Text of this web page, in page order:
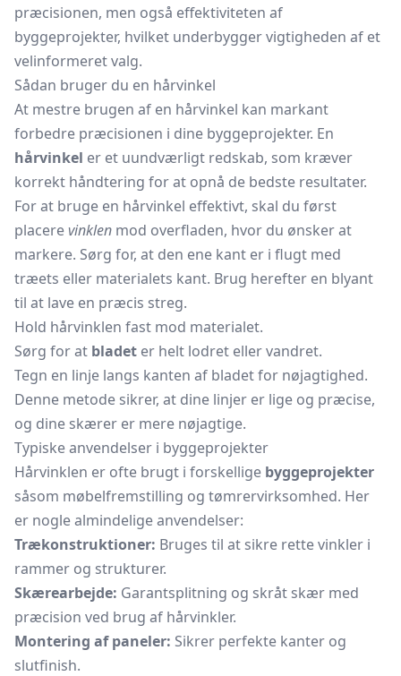
præcisionen, men også effektiviteten af
byggeprojekter, hvilket underbygger vigtigheden af et
velinformeret valg.
Sådan bruger du en hårvinkel
At mestre brugen af en hårvinkel kan markant
forbedre præcisionen i dine byggeprojekter. En
hårvinkel er et uundværligt redskab, som kræver
korrekt håndtering for at opnå de bedste resultater.
For at bruge en hårvinkel effektivt, skal du først
placerevinklen mod overfladen, hvor du ønsker at
markere. Sørg for, at den ene kant er i flugt med
træets eller materialets kant. Brug herefter en blyant
til at lave en præcis streg.
Hold hårvinklen fast mod materialet.
Sørg for at bladet er helt lodret eller vandret.
Tegn en linje langs kanten af bladet for nøjagtighed.
Denne metode sikrer, at dine linjer er lige og præcise,
og dine skærer er mere nøjagtige.
Typiske anvendelser i byggeprojekter
Hårvinklen er ofte brugt i forskellige byggeprojekter
såsom møbelfremstilling og tømrervirksomhed. Her
er nogle almindelige anvendelser:
Trækonstruktioner: Bruges til at sikre rette vinkler i
rammer og strukturer.
Skærearbejde: Garantsplitning og skråt skær med
præcision ved brug af hårvinkler.
Montering af paneler: Sikrer perfekte kanter og
slutfinish.